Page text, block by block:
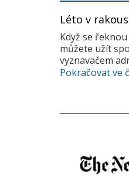
Léto v
Když se
můžete užít
vyznavačem
Pokračovat ve